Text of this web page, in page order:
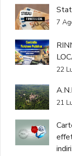
7
22
21